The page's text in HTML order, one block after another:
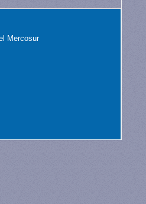
Mercosur